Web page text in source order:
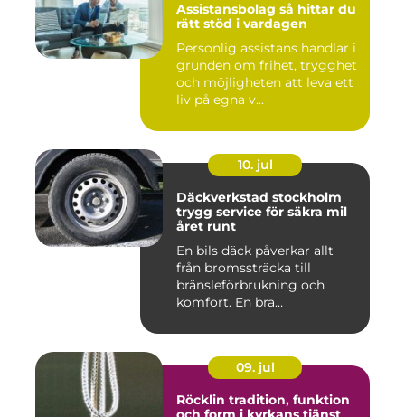
Assistansbolag så hittar du
rätt stöd i vardagen
Personlig assistans handlar i
grunden om frihet, trygghet
och möjligheten att leva ett
liv på egna v...
10. jul
Däckverkstad stockholm
trygg service för säkra mil
året runt
En bils däck påverkar allt
från bromssträcka till
bränsleförbrukning och
komfort. En bra
09. jul
Röcklin tradition, funktion